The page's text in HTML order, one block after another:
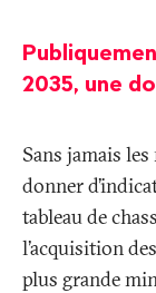
2035, une
Sans jamais
donner
tableau de
l’acquisition
plus grande